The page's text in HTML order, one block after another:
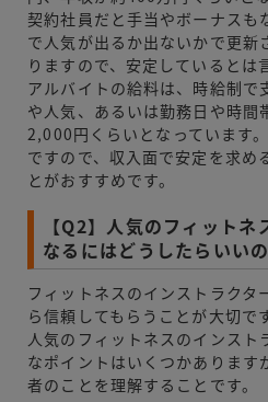
契約社員だと手当やボーナスも
で人気が出るか出ないかで更新
りますので、安定しているとは
アルバイトの給料は、時給制で
や人気、あるいは勤務日や時間
2,000円くらいとなっています。
ですので、収入面で安定を求め
とがおすすめです。
【Q2】人気のフィット
なるにはどうしたらいい
フィットネスのインストラクタ
ら信頼してもらうことが大切です
人気のフィットネスのインスト
なポイントはいくつかあります
者のことを理解することです。